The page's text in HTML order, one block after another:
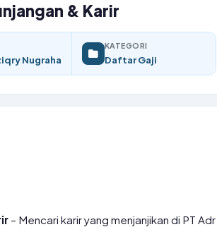
& Karir
Nugraha
KATEGORI
Daftar Gaji
– Mencari karir yang menjanjikan di PT Adr